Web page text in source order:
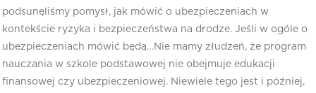
podsunęliśmy pomysł, jak mówić o ubezpieczeniach w
kontekście ryzyka i bezpieczeństwa na drodze. Jeśli w ogóle o
ubezpieczeniach mówić będą…Nie mamy złudzeń, że program
nauczania w szkole podstawowej nie obejmuje edukacji
finansowej czy ubezpieczeniowej. Niewiele tego jest i później,